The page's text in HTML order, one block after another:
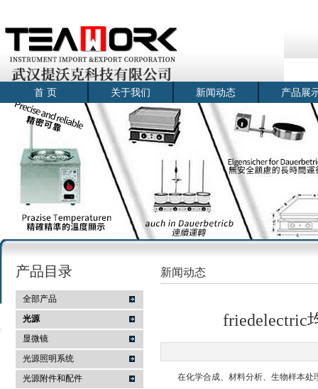
武汉提沃克科技有限公司
首 页 关于我们 新闻动态 产品展
产品目录
全部产品
光源
显微镜
光源照明系统
光源附件和配件
新闻动态
friedelectric
在化学合成、材料分析、生物样本处